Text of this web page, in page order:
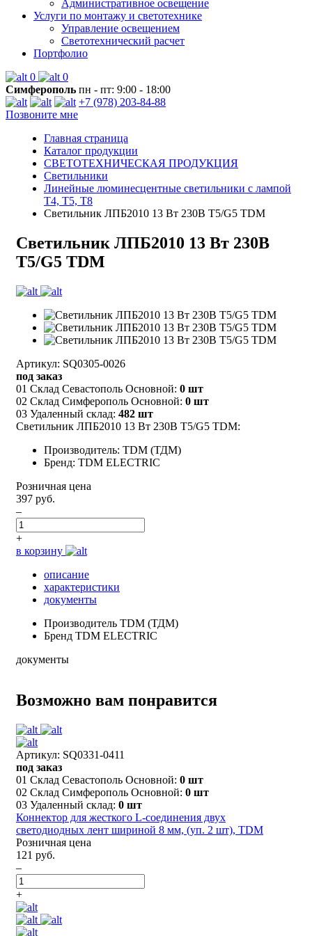
Административное освещение
Услуги по монтажу и светотехнике
Управление освещением
Светотехнический расчет
Портфолио
0
0
Симферополь пн - пт: 9:00 - 18:00
+7 (978) 203-84-88
Позвоните мне
Главная страница
Каталог продукции
СВЕТОТЕХНИЧЕСКАЯ ПРОДУКЦИЯ
Светильники
Линейные люминесцентные светильники с лампой
T4, T5, T8
Светильник ЛПБ2010 13 Вт 230В Т5/G5 TDM
Светильник ЛПБ2010 13 Вт 230В
Т5/G5 TDM
Артикул: SQ0305-0026
под заказ
01 Склад Севастополь Основной: 0 шт
02 Склад Симферополь Основной: 0 шт
03 Удаленный склад: 482 шт
Светильник ЛПБ2010 13 Вт 230В Т5/G5 TDM:
Производитель: TDM (ТДМ)
Бренд: TDM ELECTRIC
Розничная цена
397 руб.
–
+
в корзину
описание
характеристики
документы
Производитель TDM (ТДМ)
Бренд TDM ELECTRIC
документы
Возможно вам понравится
Артикул: SQ0331-0411
под заказ
01 Склад Севастополь Основной: 0 шт
02 Склад Симферополь Основной: 0 шт
03 Удаленный склад: 0 шт
Коннектор для жесткого L-соединения двух
светодиодных лент шириной 8 мм, (уп. 2 шт), TDM
Розничная цена
121 руб.
–
+